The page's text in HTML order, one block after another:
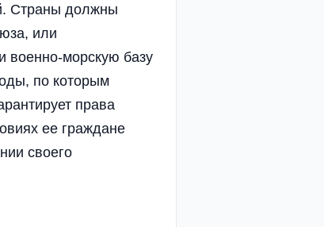
Страны должны
или
военно-морскую базу
по которым
права
ее граждане
своего